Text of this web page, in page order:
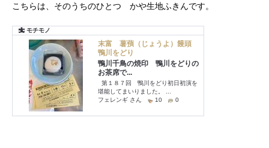
こちらは、そのうちのひとつ かや生地ふきんです。